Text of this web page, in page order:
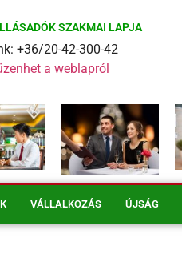
SZAKMAI LAPJA
+36/20-42-300-42
a weblapról
VÁLLALKOZÁS ÚJSÁG